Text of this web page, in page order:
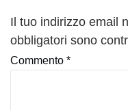
Il tuo indirizzo email
obbligatori sono
Commento *